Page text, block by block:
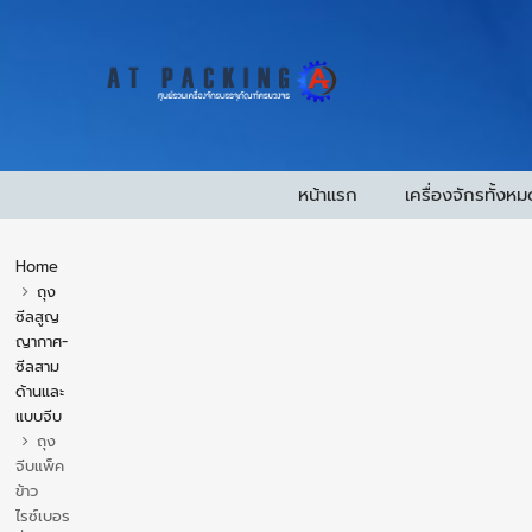
หน้าแรก เครื่องจักรทั้งห
Home
ถุง
ซีลสูญ
ญากาศ-
ซีลสาม
ด้านและ
แบบจีบ
ถุง
จีบแพ็ค
ข้าว
ไรซ์เบอร